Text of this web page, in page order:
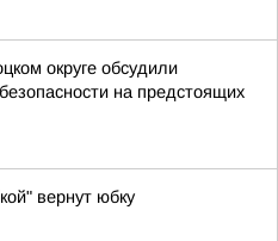
округе обсудили
на предстоящих
вернут юбку